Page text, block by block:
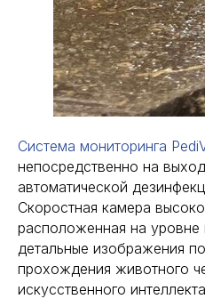
Система мониторинга
непосредственно на
автоматической
Скоростная камера
расположенная на уровне
детальные изображения
прохождения животного
искусственного